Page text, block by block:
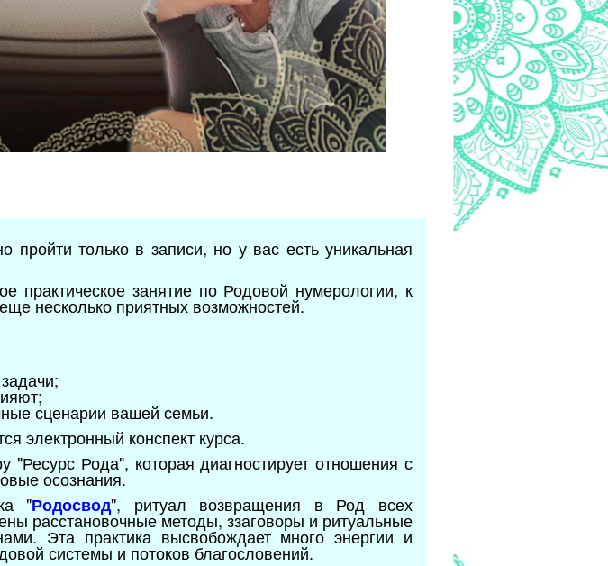
только в записи, но у вас есть уникальная
занятие по Родовой нумерологии, к
несколько приятных возможностей.
сценарии вашей семьи.
электронный конспект курса.
Рода", которая диагностирует отношения с
осознания.
"Родосвод", ритуал возвращения в Род всех
расстановочные методы, ззаговоры и ритуальные
Эта практика высвобождает много энергии и
системы и потоков благословений.